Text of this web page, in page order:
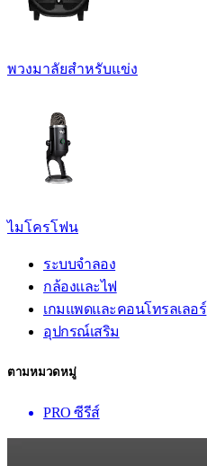
พวงมาลัยสำหรับแข่ง
ไมโครโฟน
ระบบจำลอง
กล้องและไฟ
เกมแพดและคอนโทรลเลอร์
อุปกรณ์เสริม
ตามหมวดหมู่
PRO ซีรีส์